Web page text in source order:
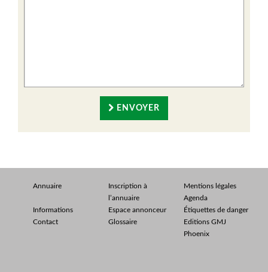
ENVOYER
Annuaire
Inscription à
l’annuaire
Mentions légales
Agenda
Informations
Espace annonceur
Étiquettes de danger
Contact
Glossaire
Editions GMJ
Phoenix